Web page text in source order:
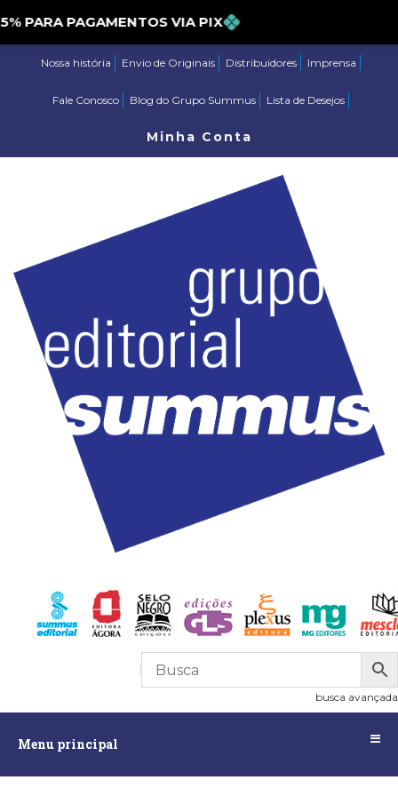
PAGAMENTOS VIA PIX
Nossa história Envio de Originais Distribuidores Imprensa
Fale Conosco Blog do Grupo Summus Lista de Desejos
Minha Conta
R$0,00
busca avançada
Menu principal
principalAssuntos